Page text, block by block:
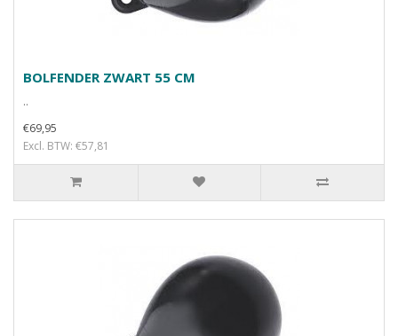
BOLFENDER ZWART 55 CM
..
€69,95
Excl. BTW: €57,81